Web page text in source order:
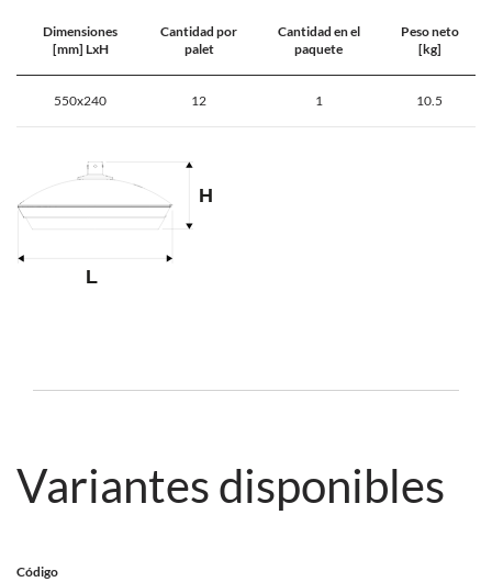
Dimensiones
[mm] LxH
Cantidad por
palet
Cantidad en el
paquete
Peso neto
[kg]
550x240 12 1 10.5
Variantes disponibles
Código